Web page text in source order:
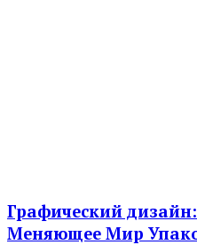
Графический дизайн:
Меняющее Мир